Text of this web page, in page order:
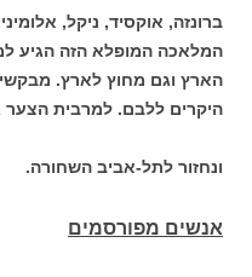
ברונזה, אוקסיד, ניקל,
המלאכה המופלא הזה הגיע
הארץ וגם מחוץ לארץ.
היקרים ללבם. למרבית הצער
ונחזור לתל-אביב השחורה.
אנשים מפורסמים